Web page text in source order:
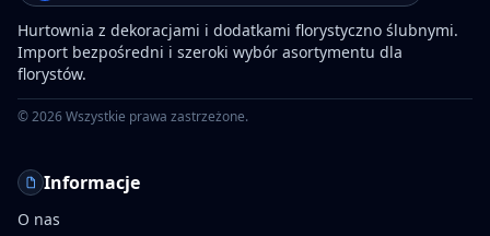
Hurtownia z dekoracjami i dodatkami florystyczno ślubnymi.
Import bezpośredni i szeroki wybór asortymentu dla
florystów.
©2026Wszystkie prawa zastrzeżone.
Informacje
O nas